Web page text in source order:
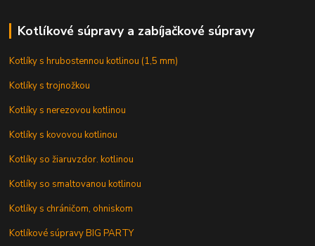
Kotlíkové súpravy a zabíjačkové súpravy
Kotlíky s hrubostennou kotlinou (1,5 mm)
Kotlíky s trojnožkou
Kotlíky s nerezovou kotlinou
Kotlíky s kovovou kotlinou
Kotlíky so žiaruvzdor. kotlinou
Kotlíky so smaltovanou kotlinou
Kotlíky s chráničom, ohniskom
Kotlíkové súpravy BIG PARTY